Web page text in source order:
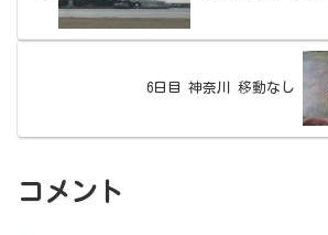
6日目 神奈川 移動なし
コメント